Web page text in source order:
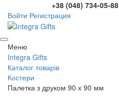
+38 (048) 734-05-88
Войти Регистрация
Меню
Integra Gifts
Каталог товарів
Костери
Палетка з друком 90 х 90 мм